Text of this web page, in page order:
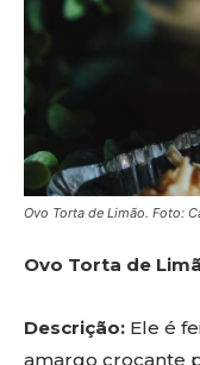
Ovo Torta de Limão. Foto:
Ovo Torta de
Descrição: Ele é
amargo crocante